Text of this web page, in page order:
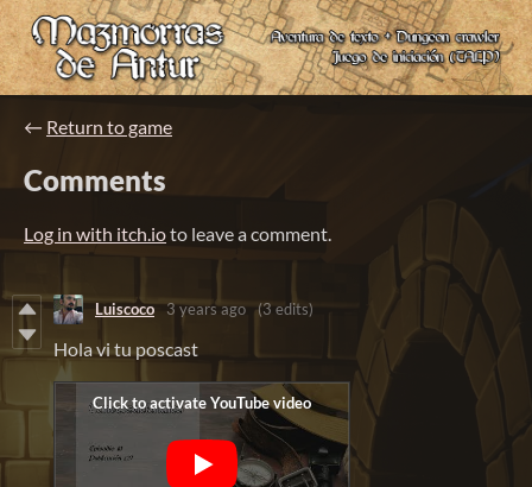
← Return to game
Comments
Log in with itch.ioto leave a comment.
Luiscoco 3 years ago (3 edits)
Hola vi tu poscast